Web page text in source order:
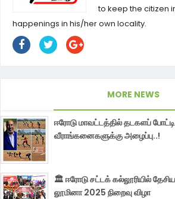
to keep the citizen
happenings in his/her own locality.
MORE NEWS
ஈரோடு மாவட்டத்தில் தடகளப்
வீராங்கனைகளுக்கு அழைப்பு..!
🏛️ ஈரோடு சட்டக் கல்லூரியில்
லூமினா 2025 நிறைவு விழா